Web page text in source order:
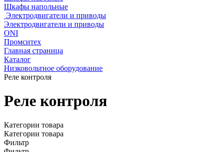
Шкафы напольные
Электродвигатели и приводы
Электродвигатели и приводы
ONI
Промситех
Главная страница
Каталог
Низковольтное оборудование
Реле контроля
Реле контроля
Категории товара
Категории товара
Фильтр